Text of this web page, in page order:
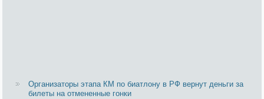
Организаторы этапа КМ по биатлону в РФ вернут деньги за
билеты на отмененные гонки